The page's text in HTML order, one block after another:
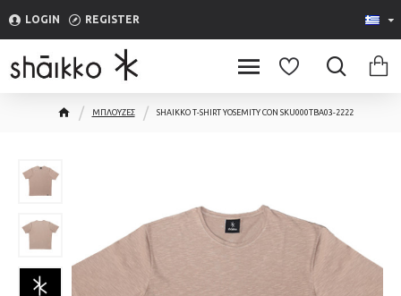
LOGIN REGISTER
ΜΠΛΟΥΖΕΣ SHAIKKO T-SHIRT YOSEMITY CON SKU000TBA03-2222